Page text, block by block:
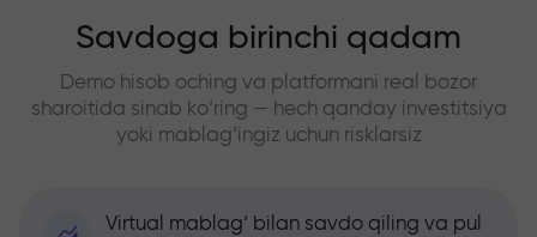
Savdoga birinchi qadam
Demo hisob oching va platformani real bozor
sharoitida sinab ko‘ring — hech qanday investitsiya
yoki mablag‘ingiz uchun risklarsiz
Virtual mablag‘ bilan savdo qiling va pul